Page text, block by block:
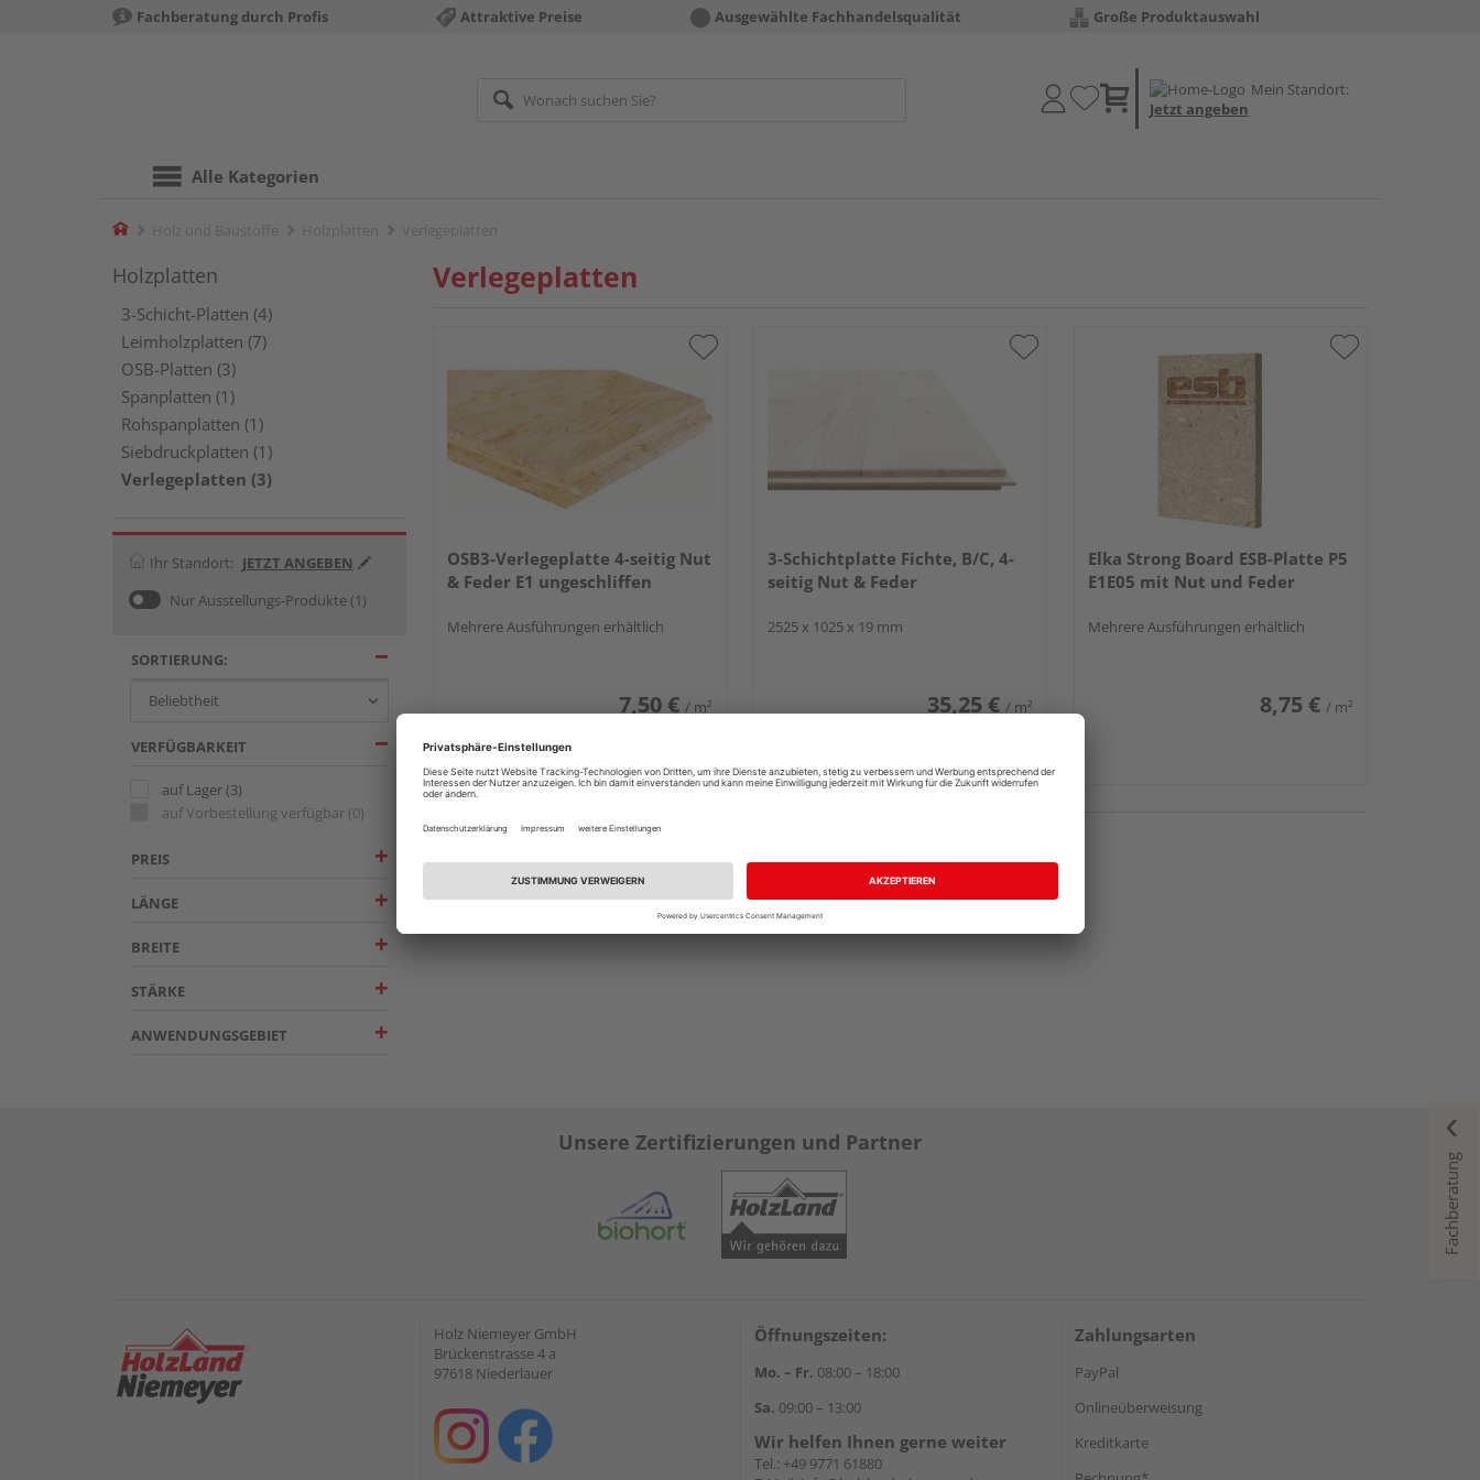
Fachberatung durch Profis Attraktive Preise Ausgewählte Fachhandelsqualität Große Produktauswahl
Mein Standort:
Jetzt angeben
Alle Kategorien
Home
Holzplatten
3-Schicht-Platten (4)
Leimholzplatten (7)
OSB-Platten (3)
Spanplatten (1)
Rohspanplatten (1)
Siebdruckplatten (1)
Verlegeplatten (3)
Ihr Standort: JETZT ANGEBEN
Nur Ausstellungs-Produkte (1)
SORTIERUNG:
VERFÜGBARKEIT
auf Lager(3)
auf Vorbestellung verfügbar (0)
PREIS
LÄNGE
BREITE
STÄRKE
ANWENDUNGSGEBIET
Verlegeplatten
OSB3-Verlegeplatte 4-seitig Nut
& Feder E1 ungeschliffen
Mehrere Ausführungen erhältlich
7,50 € / m²
3-Schichtplatte Fichte, B/C, 4-
seitig Nut & Feder
2525 x 1025 x 19 mm
35,25 € / m²
Elka Strong Board ESB-Platte P5
E1E05 mit Nut und Feder
Mehrere Ausführungen erhältlich
8,75 € / m²
Fachberatung
Unsere Zertifizierungen und Partner
Holz Niemeyer GmbH
Brückenstrasse 4 a
97618 Niederlauer
Öffnungszeiten:
Mo. – Fr. 08:00 – 18:00
Sa. 09:00 – 13:00
Wir helfen Ihnen gerne weiter
Tel.: +49 9771 61880
Zahlungsarten
PayPal
Onlineüberweisung
Kreditkarte